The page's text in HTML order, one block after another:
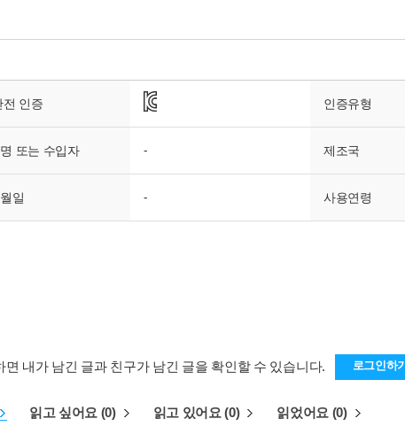
인증 인증유형
또는 수입자 - 제조국
일 - 사용연령
면 내가 남긴 글과 친구가 남긴 글을 확인할 수 있습니다. 로그인하기
읽고 싶어요 (0) 읽고 있어요 (0) 읽었어요 (0)